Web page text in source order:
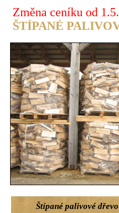
Změna ceníku od
ŠTÍPANÉ
Štípané palivové dřevo